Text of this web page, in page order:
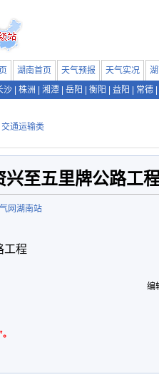
湖南首页 天气预报 天气实况
沙
株洲 湘潭 岳阳 衡阳 益阳 常德
交通运输类
兴至五里牌公路工
网湖南站
程
编